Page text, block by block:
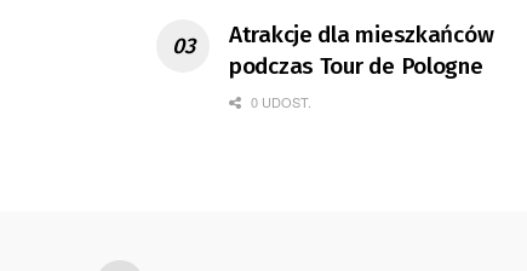
Atrakcje dla mieszkańców
podczas Tour de Pologne
0 UDOST.